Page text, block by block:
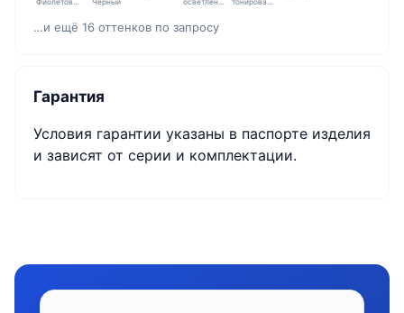
Фиолетов…
Черный
осветлен…
тонирова…
…и ещё 16 оттенков по запросу
Гарантия
Условия гарантии указаны в паспорте изделия
и зависят от серии и комплектации.